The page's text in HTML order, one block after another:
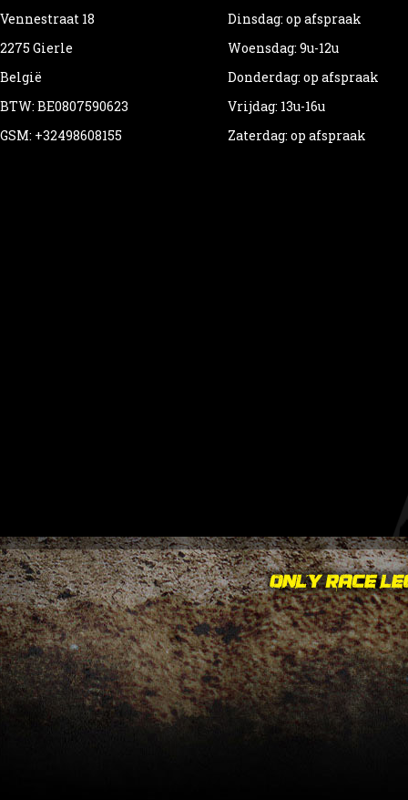
Vennestraat 18
2275 Gierle
België
BTW: BE0807590623
GSM: +32498608155
Dinsdag: op afspraak
Woensdag: 9u-12u
Donderdag: op afspraak
Vrijdag: 13u-16u
Zaterdag: op afspraak